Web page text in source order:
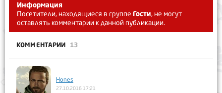
Информация
Посетители, находящиеся в группе Гости, не могут
оставлять комментарии к данной публикации.
КОММЕНТАРИИ 13
Hones
27.10.2016 17:21